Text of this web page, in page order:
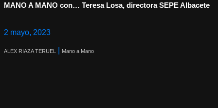
MANO A MANO con… Teresa Losa, directora SEPE Albacete
2 mayo, 2023
ALEX RIAZA TERUEL Mano a Mano